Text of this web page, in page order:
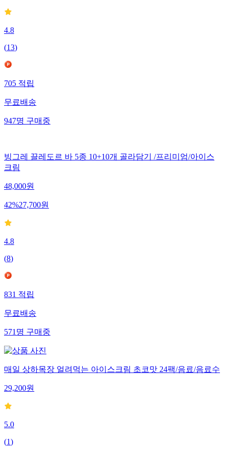
4.8
(13)
705적립
무료배송
947명구매중
빙그레 끌레도르 바 5종 10+10개 골라담기 /프리미엄/아이스
크림
48,000원
42%27,700원
4.8
(8)
831적립
무료배송
571명구매중
매일 상하목장 얼려먹는 아이스크림 초코맛 24팩/음료/음료수
29,200원
5.0
(1)